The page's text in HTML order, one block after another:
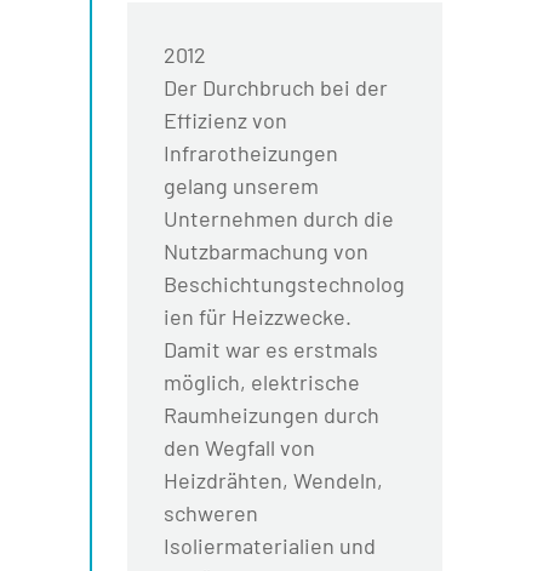
2012
Der Durchbruch bei der
Effizienz von
Infrarotheizungen
gelang unserem
Unternehmen durch die
Nutzbarmachung von
Beschichtungstechnolog
ien für Heizzwecke.
Damit war es erstmals
möglich, elektrische
Raumheizungen durch
den Wegfall von
Heizdrähten, Wendeln,
schweren
Isoliermaterialien und